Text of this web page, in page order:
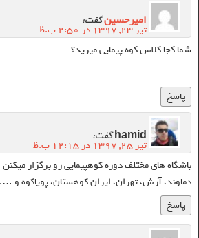
امیرحسینگفت:
تیر ۲۳, ۱۳۹۷ در ۲:۵۰ ب.ظ
شما کجا کلاس کوه پیمایی میرید؟
پاسخ
hamidگفت:
تیر ۲۵, ۱۳۹۷ در ۱۲:۱۵ ب.ظ
باشگاه های مختلف دوره کوهپیمایی رو برگزار میکنن
دماوند، آرش، تهران، ایران کوهستان، پویاکوه و ….
پاسخ